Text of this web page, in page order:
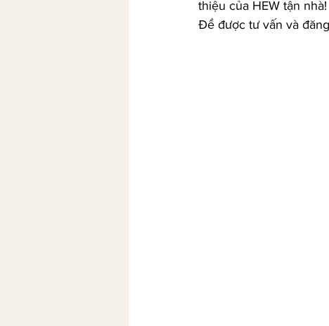
thiệu của HEW tận nhà!
Để được tư vấn và